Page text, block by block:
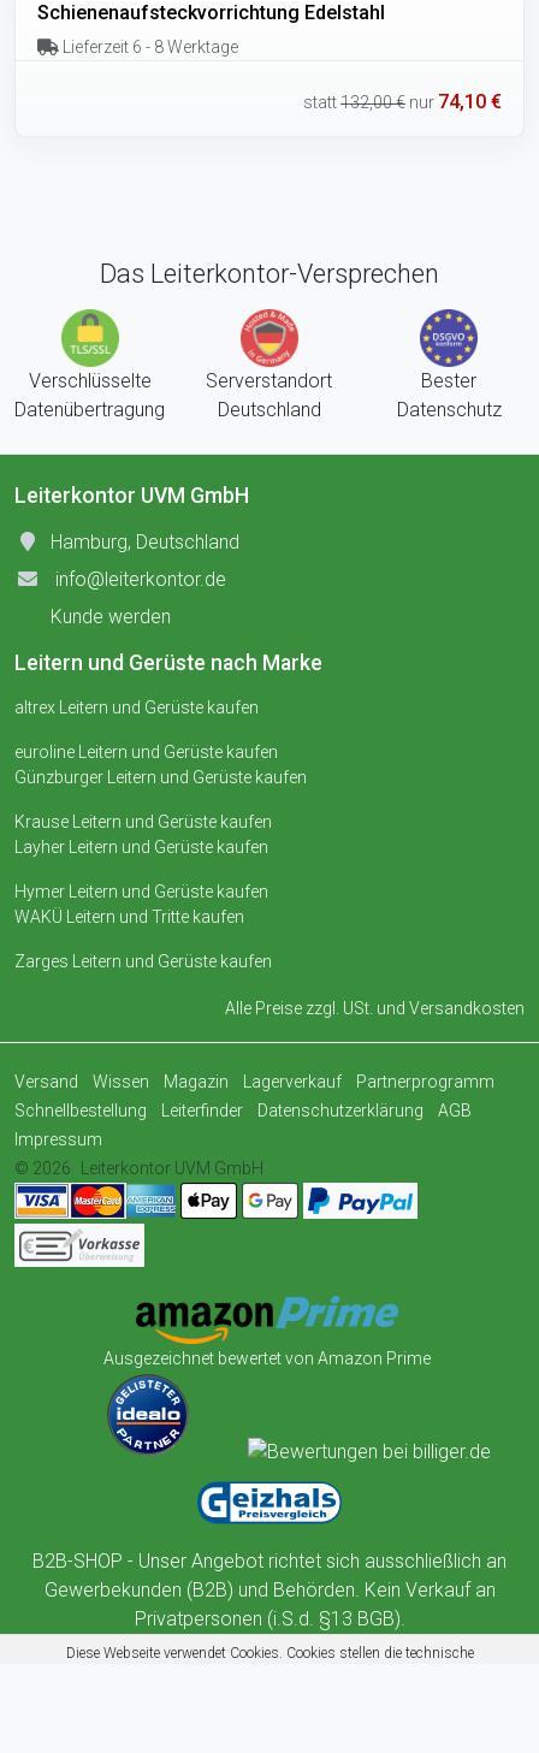
Schienenaufsteckvorrichtung Edelstahl
Lieferzeit 6 - 8 Werktage
statt132,00 € nur 74,10 €
Das Leiterkontor-Versprechen
Verschlüsselte
Datenübertragung
Serverstandort
Deutschland
Bester
Datenschutz
Leiterkontor UVM GmbH
Hamburg, Deutschland
info@leiterkontor.de
Kunde werden
Leitern und Gerüste nach Marke
altrex Leitern und Gerüste kaufen
euroline Leitern und Gerüste kaufen
Günzburger Leitern und Gerüste kaufen
Krause Leitern und Gerüste kaufen
Layher Leitern und Gerüste kaufen
Hymer Leitern und Gerüste kaufen
WAKÜ Leitern und Tritte kaufen
Zarges Leitern und Gerüste kaufen
Alle Preise zzgl. USt. und Versandkosten
Versand Wissen Magazin Lagerverkauf
Partnerprogramm
Schnellbestellung
Leiterfinder Datenschutzerklärung
AGB
Impressum
© 2026
Leiterkontor UVM GmbH
Ausgezeichnet bewertet von Amazon Prime
B2B-SHOP - Unser Angebot richtet sich ausschließlich an
Gewerbekunden (B2B) und Behörden. Kein Verkauf an
Privatpersonen (i.S.d. §13 BGB).
Diese Webseite verwendet Cookies. Cookies stellen die technische